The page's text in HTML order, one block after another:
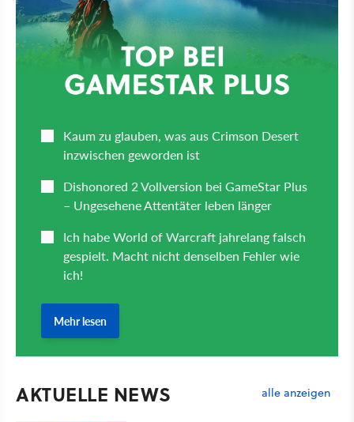
AKTUELLE NEWS alle anzeigen